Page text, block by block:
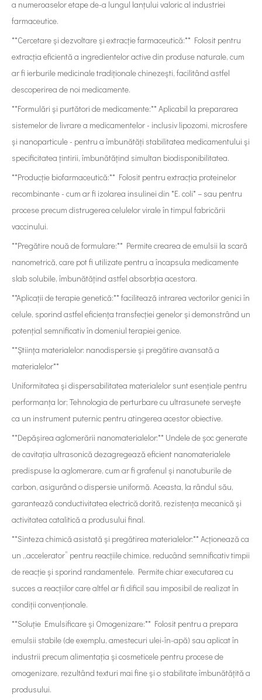
a numeroaselor etape de-a lungul lanțului valoric al industriei
farmaceutice.
**Cercetare și dezvoltare și extracție farmaceutică:** Folosit pentru
extracția eficientă a ingredientelor active din produse naturale, cum
ar fi ierburile medicinale tradiționale chinezești, facilitând astfel
descoperirea de noi medicamente.
**Formulări și purtători de medicamente:** Aplicabil la prepararea
sistemelor de livrare a medicamentelor - inclusiv lipozomi, microsfere
și nanoparticule - pentru a îmbunătăți stabilitatea medicamentului și
specificitatea țintirii, îmbunătățind simultan biodisponibilitatea.
**Producție biofarmaceutică:** Folosit pentru extracția proteinelor
recombinante - cum ar fi izolarea insulinei din *E. coli* – sau pentru
procese precum distrugerea celulelor virale în timpul fabricării
vaccinului.
**Pregătire nouă de formulare:** Permite crearea de emulsii la scară
nanometrică, care pot fi utilizate pentru a încapsula medicamente
slab solubile, îmbunătățind astfel absorbția acestora.
**Aplicații de terapie genetică:** facilitează intrarea vectorilor genici în
celule, sporind astfel eficiența transfecției genelor și demonstrând un
potențial semnificativ în domeniul terapiei genice.
**Știința materialelor: nanodispersie și pregătire avansată a
materialelor**
Uniformitatea și dispersabilitatea materialelor sunt esențiale pentru
performanța lor; Tehnologia de perturbare cu ultrasunete servește
ca un instrument puternic pentru atingerea acestor obiective.
**Depășirea aglomerării nanomaterialelor:** Undele de șoc generate
de cavitația ultrasonică dezagregează eficient nanomaterialele
predispuse la aglomerare, cum ar fi grafenul și nanotuburile de
carbon, asigurând o dispersie uniformă. Aceasta, la rândul său,
garantează conductivitatea electrică dorită, rezistența mecanică și
activitatea catalitică a produsului final.
**Sinteza chimică asistată și pregătirea materialelor:** Acționează ca
un „accelerator” pentru reacțiile chimice, reducând semnificativ timpii
de reacție și sporind randamentele. Permite chiar executarea cu
succes a reacțiilor care altfel ar fi dificil sau imposibil de realizat în
condiții convenționale.
**Soluție Emulsificare și Omogenizare:** Folosit pentru a prepara
emulsii stabile (de exemplu, amestecuri ulei-în-apă) sau aplicat în
industrii precum alimentația și cosmeticele pentru procese de
omogenizare, rezultând texturi mai fine și o stabilitate îmbunătățită a
produsului.